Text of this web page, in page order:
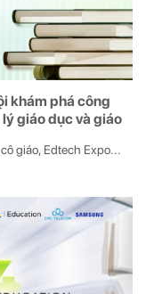
khám phá công
giáo dục và giáo
giáo, Edtech Expo...